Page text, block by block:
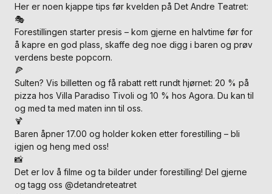
Her er noen kjappe tips før kvelden på Det Andre Teatret:
🎭
Forestillingen starter presis – kom gjerne en halvtime før for
å kapre en god plass, skaffe deg noe digg i baren og prøv
verdens beste popcorn.
🍕
Sulten? Vis billetten og få rabatt rett rundt hjørnet: 20 % på
pizza hos Villa Paradiso Tivoli og 10 % hos Agora. Du kan til
og med ta med maten inn til oss.
🍹
Baren åpner 17.00 og holder koken etter forestilling – bli
igjen og heng med oss!
📸
Det er lov å filme og ta bilder under forestilling! Del gjerne
og tagg oss @detandreteatret